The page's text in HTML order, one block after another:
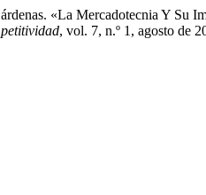
«La Mercadotecnia Y
, vol. 7, n.º 1, agosto de